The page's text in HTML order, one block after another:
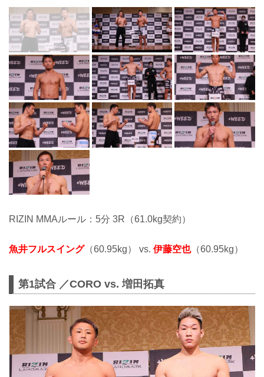
RIZIN MMAルール：5分 3R（61.0kg契約）
魚井フルスイング（60.95kg） vs. 伊藤空也（60.95kg）
第1試合 ／CORO vs. 増田拓真